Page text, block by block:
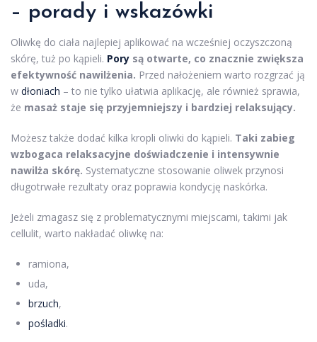
– porady i wskazówki
Oliwkę do ciała najlepiej aplikować na wcześniej oczyszczoną
skórę, tuż po kąpieli. Pory są otwarte, co znacznie zwiększa
efektywność nawilżenia. Przed nałożeniem warto rozgrzać ją
w dłoniach – to nie tylko ułatwia aplikację, ale również sprawia,
że masaż staje się przyjemniejszy i bardziej relaksujący.
Możesz także dodać kilka kropli oliwki do kąpieli. Taki zabieg
wzbogaca relaksacyjne doświadczenie i intensywnie
nawilża skórę. Systematyczne stosowanie oliwek przynosi
długotrwałe rezultaty oraz poprawia kondycję naskórka.
Jeżeli zmagasz się z problematycznymi miejscami, takimi jak
cellulit, warto nakładać oliwkę na:
ramiona,
uda,
brzuch,
pośladki.